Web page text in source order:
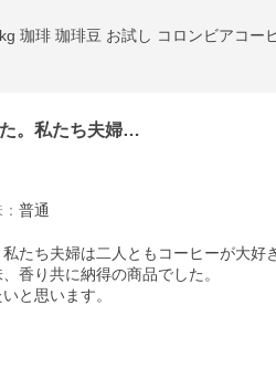
珈琲 珈琲豆 お試し コロンビアコー
。私たち夫婦…
： 普通
たち夫婦は二人ともコーヒーが大好
香り共に納得の商品でした。
と思います。